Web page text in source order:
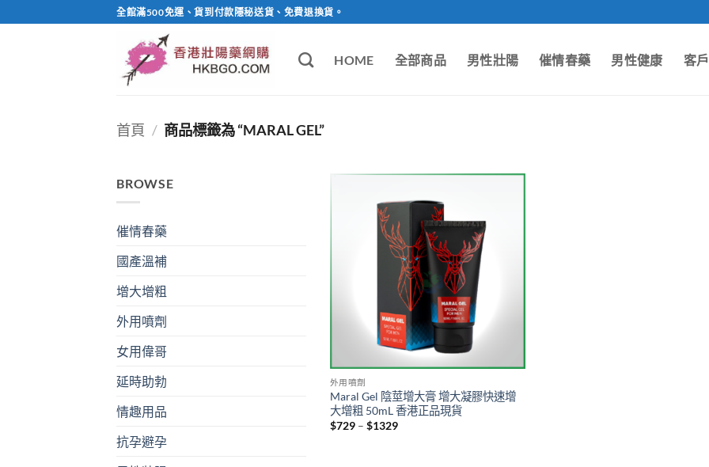
to
全館滿500免運、貨到付款隱秘送貨、免費退換貨。
HOME 全部商品 男性壯陽 催情春藥 男性健康 客
首頁 / 商品標籤為 “MARAL GEL”
BROWSE
催情春藥
國產溫補
增大增粗
外用噴劑
女用偉哥
延時助勃
情趣用品
抗孕避孕
外用噴劑
Maral Gel 陰莖增大膏 增大凝膠快速增
大增粗 50mL 香港正品現貨
$729 – $1329Price